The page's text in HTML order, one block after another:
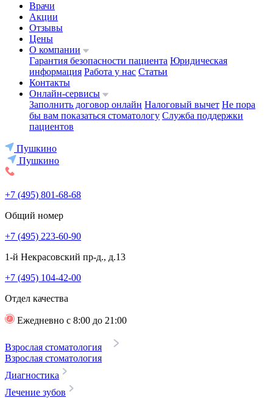
Врачи
Акции
Отзывы
Цены
О компании
Гарантия безопасности пациента Юридическая
информация Работа у нас Статьи
Контакты
Онлайн-сервисы
Заполнить договор онлайн Налоговый вычет Не пора
бы вам показаться стоматологу Служба поддержки
пациентов
Пушкино
Пушкино
+7 (495) 801-68-68
Общий номер
+7 (495) 223-60-90
1-й Некрасовский пр-д., д.13
+7 (495) 104-42-00
Отдел качества
Ежедневно с 8:00 до 21:00
Взрослая стоматология
Взрослая стоматология
Диагностика
Лечение зубов